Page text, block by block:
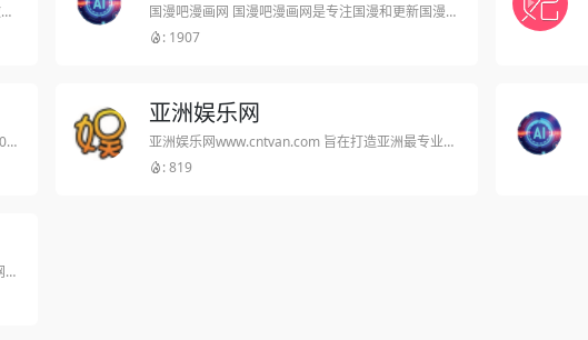
vlog小站www.vlog.com 分享好用的短视频学习教程、长剧本、多人剧本、短剧本、短视频运营心得、短视频行业动向等等。为每一位短视频爱好者打造最好的社区服务,可在这随心所欲的交流短视频相关的话题。
国漫吧漫画网 国漫吧漫画网是专注国漫和更新国漫最快的漫画网。国漫吧致力于中国漫画的宣传推广,连载有大角虫漫画,知音漫客,飒漫画,神漫等杂志!大主宰漫画
: 1907
秀色花园Showse.com 秀色花园交友网，创办于2001年，专注于高素质人士交友！我们始终坚持严格审核会员资料，倡导坦诚的交友态度。在这里您可以找到分享人生感悟的知己；亲密无间的激情伴侣；游山玩水的快乐玩伴！
亚洲娱乐网
亚洲娱乐网www.cntvan.com 旨在打造亚洲最专业的图文直播平台，实时追踪娱乐生活资讯，同步报道娱乐热点信息，第一时间为网友传递娱乐、时尚、生活新资讯。让网友随时接收到最新、最及时的第一手资料。让网友成为娱乐的先行者，时尚的代言人。
: 819
彩摘网牛彩网www.cz89.com 是从各大专业彩票网站上收录其3d预测、3d字谜、3d图谜等精华内容,方便彩民浏览的彩票行业网摘网站.福彩3d彩摘网字谜图库是指在采摘网上面提供了福彩3d字谜图库等相关的信息,但小编要告诉您的是,彩宝贝也为广大彩民朋友提供了福彩3d字谜图谜栏目